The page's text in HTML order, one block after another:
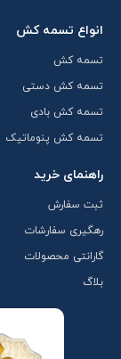
انواع تسمه کش
تسمه کش
تسمه کش دستی
تسمه کش بادی
تسمه کش پنوماتیک
راهنمای خرید
ثبت سفارش
رهگیری سفارشات
گارانتی محصولات
بلاگ